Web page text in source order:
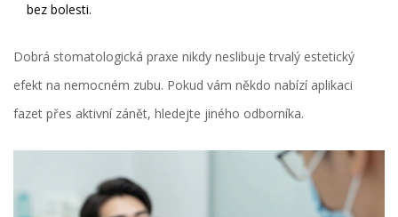
bez bolesti.
Dobrá stomatologická praxe nikdy neslibuje trvalý estetický
efekt na nemocném zubu. Pokud vám někdo nabízí aplikaci
fazet přes aktivní zánět, hledejte jiného odborníka.